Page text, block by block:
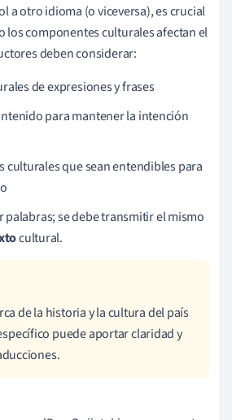
a otro idioma (o viceversa), es crucial
los componentes culturales afectan el
deben considerar:
de expresiones y frases
para mantener la intención
culturales que sean entendibles para
palabras; se debe transmitir el mismo
cultural.
de la historia y la cultura del país
puede aportar claridad y